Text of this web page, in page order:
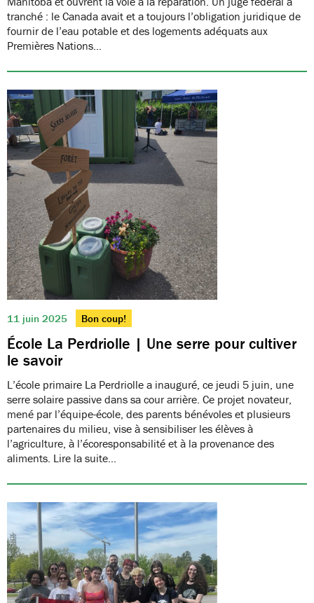
tranché : le Canada avait et a toujours l’obligation juridique de
fournir de l’eau potable et des logements adéquats aux
Premières Nations…
11 juin 2025 Bon coup!
École La Perdriolle | Une serre pour cultiver
le savoir
L’école primaire La Perdriolle a inauguré, ce jeudi 5 juin, une
serre solaire passive dans sa cour arrière. Ce projet novateur,
mené par l’équipe-école, des parents bénévoles et plusieurs
partenaires du milieu, vise à sensibiliser les élèves à
l’agriculture, à l’écoresponsabilité et à la provenance des
aliments. Lire la suite…